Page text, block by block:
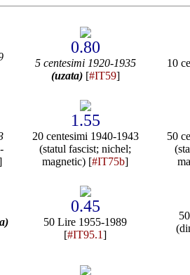
0.80
5 centesimi 1920-1935
(uzata)[#IT59]
10
1.55
20 centesimi 1940-1943
(statul fascist; nichel;
magnetic) [#IT75b]
50
0.45
50 Lire 1955-1989
[#IT95.1]